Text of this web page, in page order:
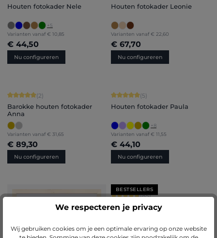
Houten fotokader Nele
+5
Varianten vanaf € 10,85
€ 44,50
Nu configureren
Houten fotokader Leonie
Varianten vanaf € 22,60
€ 67,70
Nu configureren
Gemiddelde score van 5 op 5 sterren
(2)
Barokke houten fotokader
Anna
Varianten vanaf € 31,65
€ 89,30
Nu configureren
Gemiddelde score van 5 op 5 sterren
(5)
Houten fotokader Paula
+8
Varianten vanaf € 11,55
€ 44,10
Nu configureren
BESTSELLERS
Gemiddelde score van 4.71 op 5
(85)
Kunststof fotokader Sara
We respecteren je privacy
Wij gebruiken cookies om je een optimale ervaring op onze website